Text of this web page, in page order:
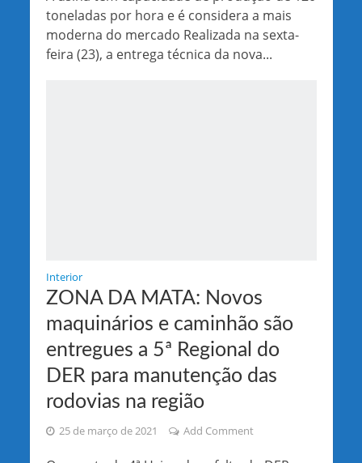
toneladas por hora e é considera a mais
moderna do mercado Realizada na sexta-
feira (23), a entrega técnica da nova...
Interior
ZONA DA MATA: Novos
maquinários e caminhão são
entregues a 5ª Regional do
DER para manutenção das
rodovias na região
25 de março de 2021 Add Comment